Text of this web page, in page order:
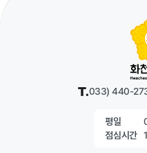
T.033) 440-
평일
점심시간